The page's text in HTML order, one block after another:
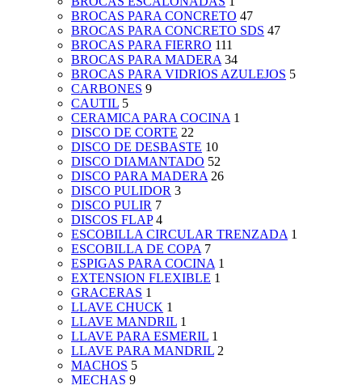
BROCAS PARA CONCRETO 47
BROCAS PARA CONCRETO SDS 47
BROCAS PARA FIERRO 111
BROCAS PARA MADERA 34
BROCAS PARA VIDRIOS AZULEJOS 5
CARBONES 9
CAUTIL 5
CERAMICA PARA COCINA 1
DISCO DE CORTE 22
DISCO DE DESBASTE 10
DISCO DIAMANTADO 52
DISCO PARA MADERA 26
DISCO PULIDOR 3
DISCO PULIR 7
DISCOS FLAP 4
ESCOBILLA CIRCULAR TRENZADA 1
ESCOBILLA DE COPA 7
ESPIGAS PARA COCINA 1
EXTENSION FLEXIBLE 1
GRACERAS 1
LLAVE CHUCK 1
LLAVE MANDRIL 1
LLAVE PARA ESMERIL 1
LLAVE PARA MANDRIL 2
MACHOS 5
MECHAS 9